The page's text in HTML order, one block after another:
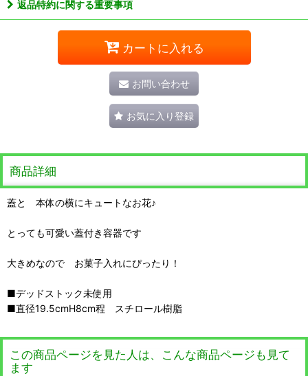
返品特約に関する重要事項
カートに入れる
お問い合わせ
お気に入り登録
商品詳細
蓋と 本体の横にキュートなお花♪
とっても可愛い蓋付き容器です
大きめなので お菓子入れにぴったり！
■デッドストック未使用
■直径19.5cmH8cm程 スチロール樹脂
この商品ページを見た人は、こんな商品ページも見て
ます